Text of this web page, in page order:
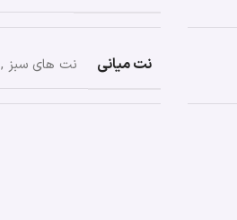
نت میانی نت های سبز ,